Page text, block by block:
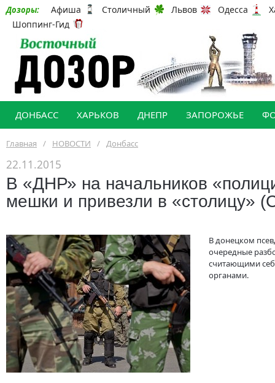
Дозоры: Афиша Столичный Львов Одесса
Шоппинг-Гид
ДОНБАСС ХАРЬКОВ ДНЕПР ЗАПОРОЖЬЕ
Главная / НОВОСТИ / Донбасс
22.11.2015
В «ДНР» на начальников
мешки и привезли в «столицу»
В донецком
очередные
считающими
органами.